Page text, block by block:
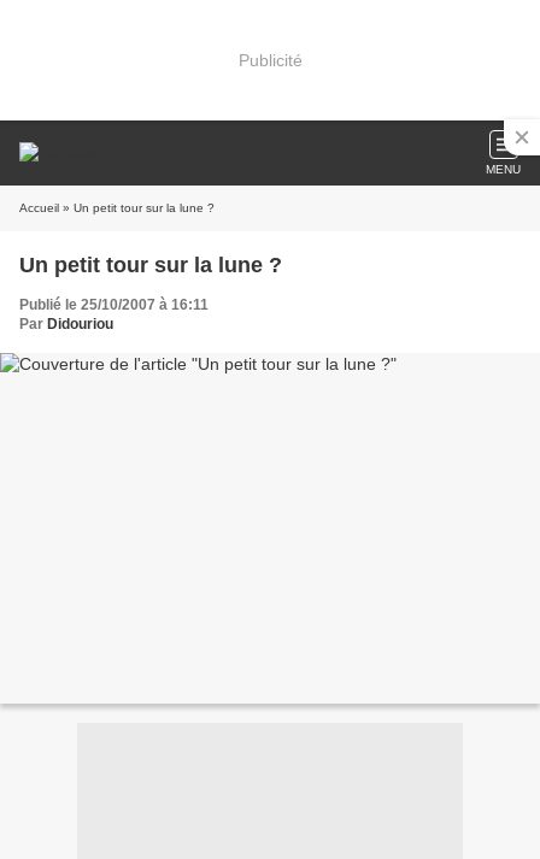
Publicité
MENU
Accueil » Un petit tour sur la lune ?
Un petit tour sur la lune ?
Publié le 25/10/2007 à 16:11
Par Didouriou